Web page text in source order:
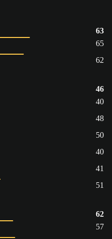
63
65
62
46
40
48
50
40
41
51
62
57